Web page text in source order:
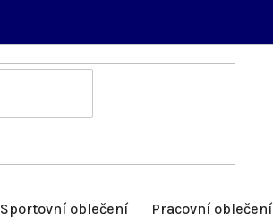
Sportovní oblečení Pracovní oblečení